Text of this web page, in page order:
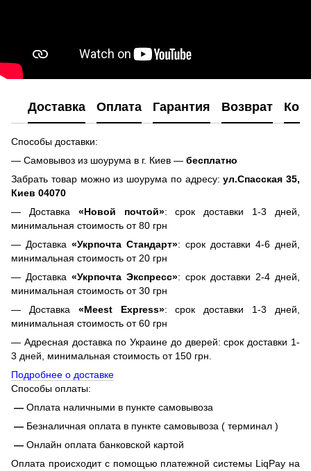
Доставка Оплата Гарантия Возврат
Способы доставки:
— Самовывоз из шоурума в г. Киев — бесплатно
Забрать товар можно из шоурума по адресу:ул.Спасская 35,
Киев 04070
— Доставка «Новой почтой»: срок доставки 1-3 дней,
минимальная стоимость от 80 грн
— Доставка «Укрпочта Стандарт»: срок доставки 4-6 дней,
минимальная стоимость от 20 грн
— Доставка «Укрпочта Экспресс»: срок доставки 2-4 дней,
минимальная стоимость от 30 грн
— Доставка «Meest Express»: срок доставки 1-3 дней,
минимальная стоимость от 60 грн
— Адресная доставка по Украине до дверей: срок доставки 1-
3 дней, минимальная стоимость от 150 грн.
Подробнее о доставке
Способы оплаты:
— Оплата наличными в пункте самовывоза
— Безналичная оплата в пункте самовывоза ( терминал )
— Онлайн оплата банковской картой
Оплата происходит с помощью платежной системы LiqPay на